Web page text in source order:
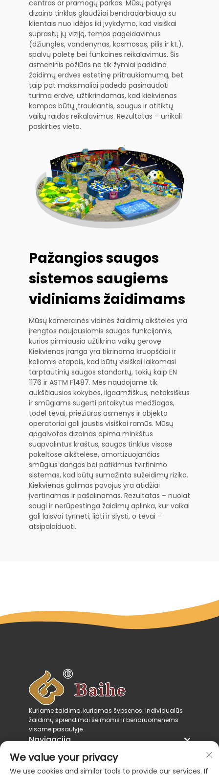
centras ar pramogų parkas. Mūsų patyręs
dizaino tinklas glaudžiai bendradarbiauja su
klientais nuo idėjos iki įvykdymo, kad visiškai
suprastų jų viziją, temos pageidavimus
(džiunglės, vandenynas, kosmosas, pilis ir kt.),
spalvų paletę bei funkcines reikalavimus. Šis
asmeninis požiūris ne tik žymiai padidina
žaidimų erdvės estetinę pritraukiamumą, bet
taip pat maksimaliai padeda pasinaudoti
turima erdve, užtikrindamas, kad kiekvienas
kampas būtų įtraukiantis, saugus ir atitiktų
vaikų raidos reikalavimus. Rezultatas – unikali
paskirties vieta.
Pažangios saugos
sistemos saugiems
vidiniams žaidimams
Mūsų komercinės vidinės žaidimų aikštelės yra
įrengtos naujausiomis saugos funkcijomis,
kurios pirmiausia užtikrina vaikų gerovę.
Kiekvienas įranga yra tikrinama kruopščiai ir
keliomis etapais, kad būtų visiškai laikomasi
tarptautinių saugos standartų, tokių kaip EN
1176 ir ASTM F1487. Mes naudojame tik
aukščiausios kokybės, ilgaamžiškus, netoksiškus
ir smūgiams sugerti pritaikytus medžiagas,
todėl tėvai, priežiūros asmenys ir objekto
operatoriai gali jaustis visiškai ramūs. Mūsų
apgalvotas dizainas apima minkštus
suapvalintus kraštus, saugos tinklus visose
pakeltose aikštelėse, amortizuojančias
smūgius dangas bei patikimus tvirtinimo
sistemas, kad būtų sumažinta sužeidimų rizika.
Kiekvienas galimas pavojus yra atidžiai
įvertinamas ir pašalinamas. Rezultatas – nuolat
saugi ir nerūpestinga žaidimų aplinka, kur vaikai
gali laisvai tyrinėti, lipti ir slysti, o tėvai –
atsipalaiduoti.
Kuriame žaidimą, kuriamas šypsenos. Individualūs
žaidimų sprendimai šeimoms ir bendruomenėms
visame pasaulyje.
Navigacija
Produktų kategorijos
Susisiekite su mumis
We value your privacy
We use cookies and similar tools to provide our services. If